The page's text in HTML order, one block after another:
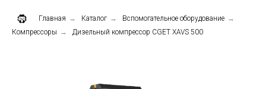
Главная → Каталог → Вспомогательное оборудование →
Компрессоры → Дизельный компрессор CGET XAVS 500